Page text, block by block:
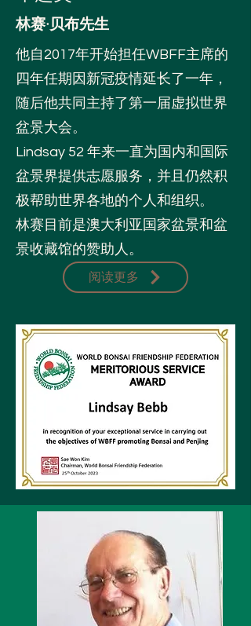
林赛·贝布先生
他自2017年开始担任WBFF主席的
四年任期因新冠疫情延长了一年，
随后他共同主持了第一届虚拟世界
盆景大会。
Lindsay 52 年来一直为国内和国际
盆景界提供志愿服务，并且仍然积
极帮助世界各地的个人和组织。
林赛目前是澳大利亚国家盆景和盆
景收藏馆的赞助人。
阅读更多